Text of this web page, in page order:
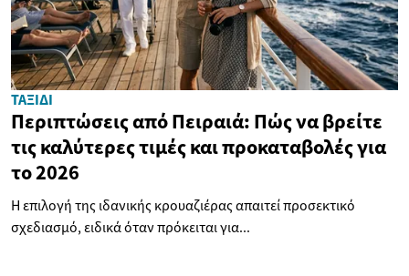
ΤΑΞΊΔΙ
Περιπτώσεις από Πειραιά: Πώς να βρείτε
τις καλύτερες τιμές και προκαταβολές για
το 2026
Η επιλογή της ιδανικής κρουαζιέρας απαιτεί προσεκτικό
σχεδιασμό, ειδικά όταν πρόκειται για...